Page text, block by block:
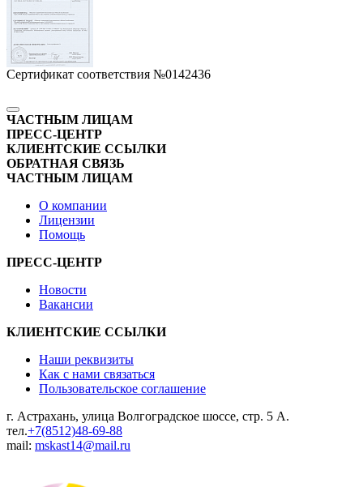
Сертификат соответствия №0142436
ЧАСТНЫМ ЛИЦАМ
ПРЕСС-ЦЕНТР
КЛИЕНТСКИЕ ССЫЛКИ
ОБРАТНАЯ СВЯЗЬ
ЧАСТНЫМ ЛИЦАМ
О компании
Лицензии
Помощь
ПРЕСС-ЦЕНТР
Новости
Вакансии
КЛИЕНТСКИЕ ССЫЛКИ
Наши реквизиты
Как с нами связаться
Пользовательское соглашение
г. Астрахань, улица Волгоградское шоссе, стр. 5 А.
тел.+7(8512)48-69-88
mail: mskast14@mail.ru